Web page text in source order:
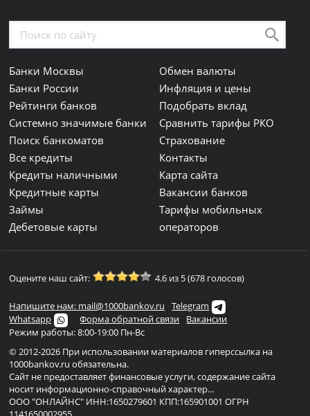
Банки Москвы
Банки России
Рейтинги банков
Системно значимые банки
Поиск банкоматов
Все кредиты
Кредиты наличными
Кредитные карты
Займы
Дебетовые карты
Обмен валюты
Инфляция и цены
Подобрать вклад
Сравнить тарифы РКО
Страхование
Контакты
Карта сайта
Вакансии банков
Тарифы мобильных
операторов
Оцените наш сайт: 4.6 из 5 (678 голосов)
Напишите нам: mail@1000bankov.ru
Telegram
Whatsapp
Форма обратной связи
Вакансии
Режим работы: 8:00-19:00 Пн-Вс
© 2012-2026 При использовании материалов гиперссылка на
1000bankov.ru обязательна.
Сайт не предоставляет финансовые услуги, содержание сайта
носит информационно-справочный характер...
ООО "ОНЛАЙНС" ИНН:1650279601 КПП:165901001 ОГРН